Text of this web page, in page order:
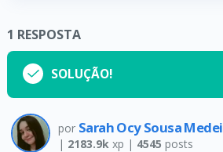
1 RESPOSTA
SOLUÇÃO!
por Sarah Ocy Sousa
| 2183.9kxp | 4545 posts